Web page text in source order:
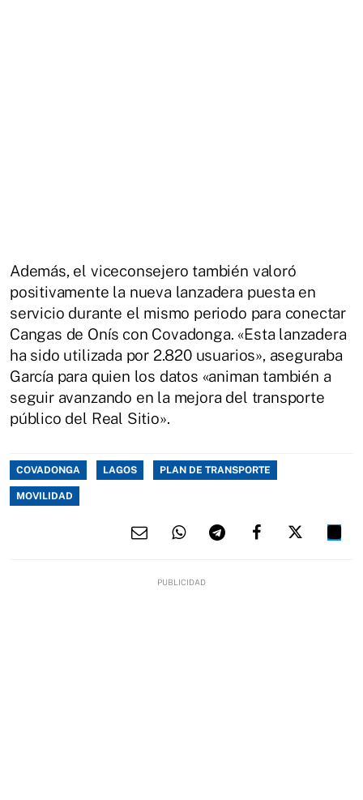
Además, el viceconsejero también valoró
positivamente la nueva lanzadera puesta en
servicio durante el mismo periodo para conectar
Cangas de Onís con Covadonga. «Esta lanzadera
ha sido utilizada por 2.820 usuarios», aseguraba
García para quien los datos «animan también a
seguir avanzando en la mejora del transporte
público del Real Sitio».
COVADONGA LAGOS PLAN DE TRANSPORTE
MOVILIDAD